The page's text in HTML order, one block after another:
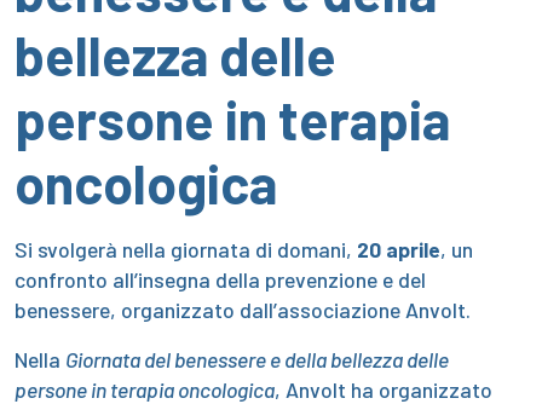
bellezza delle
persone in terapia
oncologica
Si svolgerà nella giornata di domani, 20 aprile, un
confronto all’insegna della prevenzione e del
benessere, organizzato dall’associazione Anvolt.
Nella Giornata del benessere e della bellezza delle
persone in terapia oncologica, Anvolt ha organizzato